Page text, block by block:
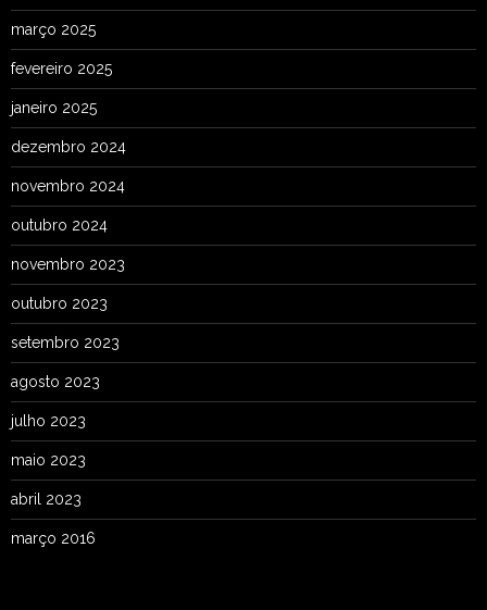
março 2025
fevereiro 2025
janeiro 2025
dezembro 2024
novembro 2024
outubro 2024
novembro 2023
outubro 2023
setembro 2023
agosto 2023
julho 2023
maio 2023
abril 2023
março 2016